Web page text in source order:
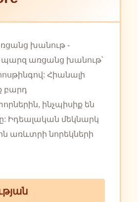
խանութ -
առցանց խանութ՝
Հիանալի
բարդ
ինչպիսիք են
ը: Իդեալական մեկնարկ
առևտրի նորեկների